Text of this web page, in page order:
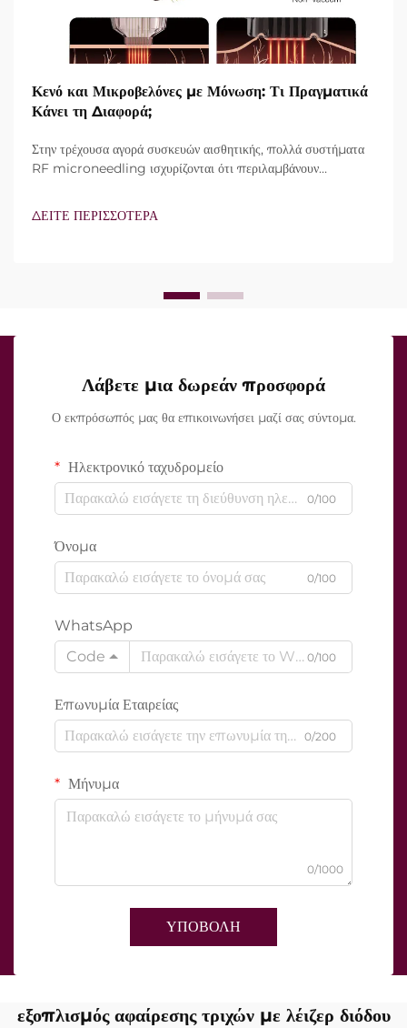
Κενό και Μικροβελόνες με Μόνωση: Τι Πραγματικά
Κάνει τη Διαφορά;
Στην τρέχουσα αγορά συσκευών αισθητικής, πολλά συστήματα
RF microneedling ισχυρίζονται ότι περιλαμβάνουν
χαρακτηριστικά υπάρχουν, αλλά πώς λειτουργούν ακριβώς κατά
ΔΕΙΤΕ ΠΕΡΙΣΣΟΤΕΡΑ
Λάβετε μια δωρεάν προσφορά
Ο εκπρόσωπός μας θα επικοινωνήσει μαζί σας σύντομα.
Ηλεκτρονικό ταχυδρομείο
0/100
Όνομα
0/100
WhatsApp
Code
0/100
Επωνυμία Εταιρείας
0/200
Μήνυμα
0/1000
ΥΠΟΒΟΛΗ
εξοπλισμός αφαίρεσης τριχών με λέιζερ διόδου